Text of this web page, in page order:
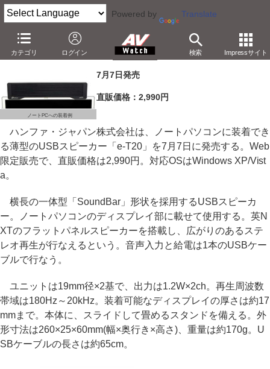
Powered by Translate
カテゴリ ログイン 検索 Impressサイト
ハンファ、ノートPCに載せる薄型USBスピーカー
－NXTスピーカー搭載。USB 1本で音声入力/給電
ノートPCへの装着例
7月7日発売
直販価格：2,990円
ハンファ・ジャパン株式会社は、ノートパソコンに装着でき
る薄型のUSBスピーカー「e-T20」を7月7日に発売する。Web
限定販売で、直販価格は2,990円。対応OSはWindows XP/Vist
a。
横長の一体型「SoundBar」形状を採用するUSBスピーカ
ー。ノートパソコンのディスプレイ部に載せて使用する。英N
XTのフラットパネルスピーカーを搭載し、広がりのあるステ
レオ再生が行なえるという。音声入力と給電は1本のUSBケー
ブルで行なう。
ユニットは19mm径×2基で、出力は1.2W×2ch。再生周波数
帯域は180Hz～20kHz。装着可能なディスプレイの厚さは約17
mmまで。本体に、スライドして畳めるスタンドを備える。外
形寸法は260×25×60mm(幅×奥行き×高さ)、重量は約170g。U
SBケーブルの長さは約65cm。